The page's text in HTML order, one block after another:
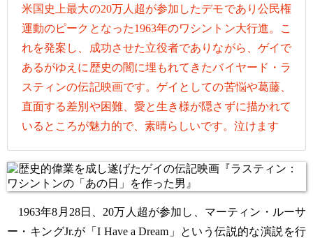
米国史上最大の20万人超が参加したデモであり公民権
運動のピークとなった1963年のワシントン大行進。こ
れを発案し、成功させた立役者でありながら、ゲイで
あるがゆえに歴史の闇に埋もれてきたバイヤード・ラ
スティンの伝記映画です。ゲイとしての苦悩や葛藤、
直面する差別や困難、愛と生き様が隠さずに描かれて
いるところが魅力的で、素晴らしいです。泣けます
1963年8月28日、20万人超が参加し、マーティン・ルーサ
ー・キングJr.が「I Have a Dream」という伝説的な演説を行